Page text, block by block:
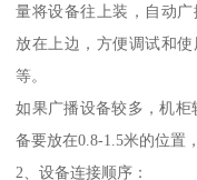
量将设备往上装，自动
放在上边，方便调试和
等。
如果广播设备较多，机
备要放在0.8-1.5米的位置
2、设备连接顺序：